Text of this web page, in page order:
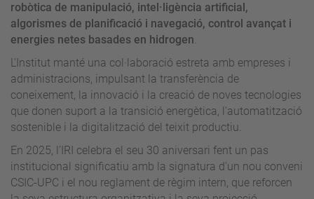
robòtica de manipulació, intel·ligència artificial,
algorismes de planificació i navegació, control avançat i
energies netes basades en hidrogen.
L'Institut manté una col·laboració estreta amb empreses i
administracions, impulsant la transferència de
coneixement, la innovació i la creació de noves tecnologies
que donen suport a la transició energètica, l'automatització
sostenible i la digitalització del teixit productiu.
En 2025, l’IRI celebra el seu 30 aniversari fent un pas
institucional significatiu amb la signatura d'un nou conveni
CSIC-UPC i el nou reglament de règim intern, que reforcen